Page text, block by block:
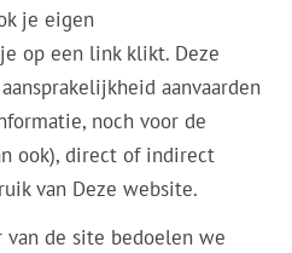
je eigen
op een link klikt. Deze
aanvaarden
noch voor de
ook), direct of indirect
van Deze website.
van de site bedoelen we